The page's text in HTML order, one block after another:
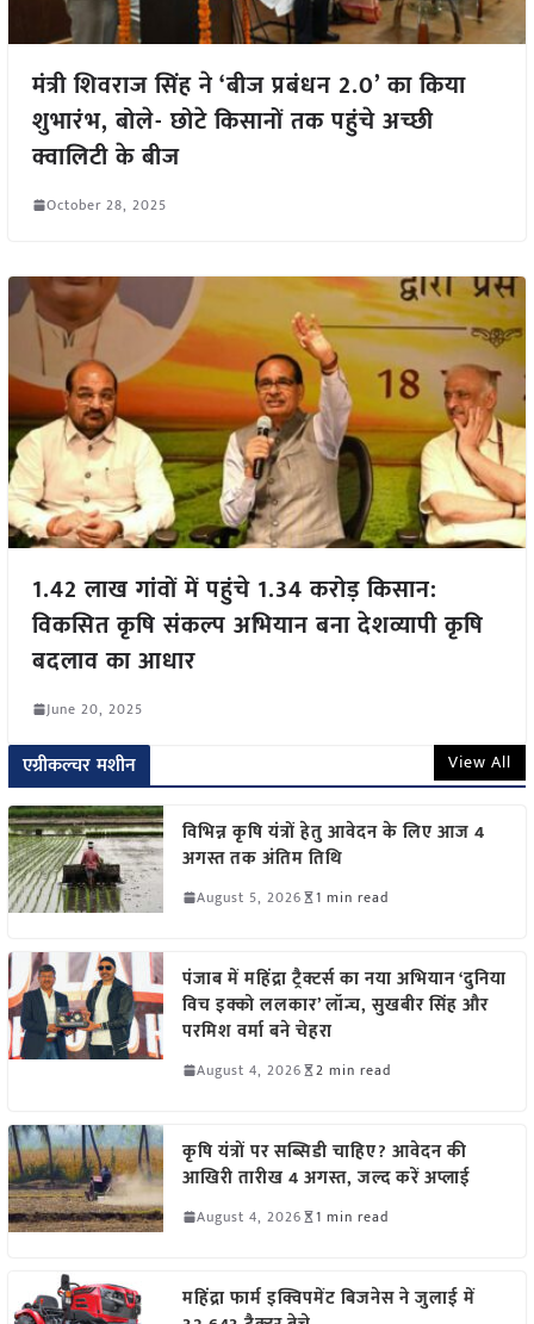
मंत्री शिवराज सिंह ने ‘बीज प्रबंधन 2.0’ का किया
शुभारंभ, बोले- छोटे किसानों तक पहुंचे अच्छी
क्वालिटी के बीज
October 28, 2025
1.42 लाख गांवों में पहुंचे 1.34 करोड़ किसान:
विकसित कृषि संकल्प अभियान बना देशव्यापी कृषि
बदलाव का आधार
June 20, 2025
एग्रीकल्चर मशीन View All
विभिन्न कृषि यंत्रों हेतु आवेदन के लिए आज 4
अगस्त तक अंतिम तिथि
August 5, 2026 1 min read
पंजाब में महिंद्रा ट्रैक्टर्स का नया अभियान ‘दुनिया
विच इक्को ललकार’ लॉन्च, सुखबीर सिंह और
परमिश वर्मा बने चेहरा
August 4, 2026 2 min read
कृषि यंत्रों पर सब्सिडी चाहिए? आवेदन की
आखिरी तारीख 4 अगस्त, जल्द करें अप्लाई
August 4, 2026 1 min read
महिंद्रा फार्म इक्विपमेंट बिजनेस ने जुलाई में